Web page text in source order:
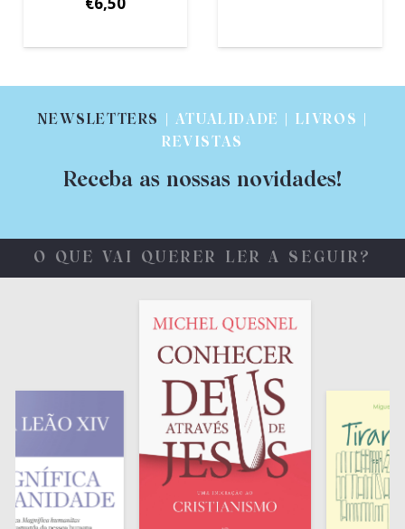
NEWSLETTERS
| ATUALIDADE | LIVROS |
REVISTAS
Receba as nossas novidades!
O QUE VAI QUERER LER A SEGUIR?